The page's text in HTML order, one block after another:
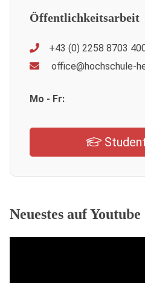
Öffentlichkeitsarbeit
+43 (0) 2258 8703
office@hochschule-
Mo - Fr:
Neuestes auf Youtube